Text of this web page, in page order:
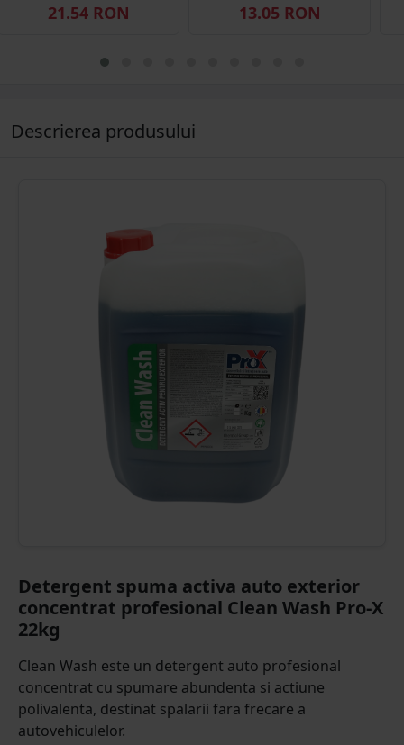
21.54 RON 13.05 RON
Descrierea produsului
Detergent spuma activa auto exterior
concentrat profesional Clean Wash Pro-X
22kg
Clean Wash este un detergent auto profesional
concentrat cu spumare abundenta si actiune
polivalenta, destinat spalarii fara frecare a
autovehiculelor.